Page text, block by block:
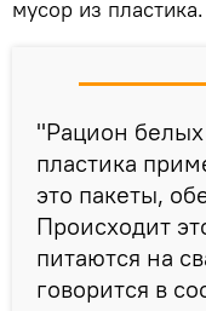
мусор из пластика.
"Рацион
пластика
это пакеты,
Происходит
питаются на
говорится в